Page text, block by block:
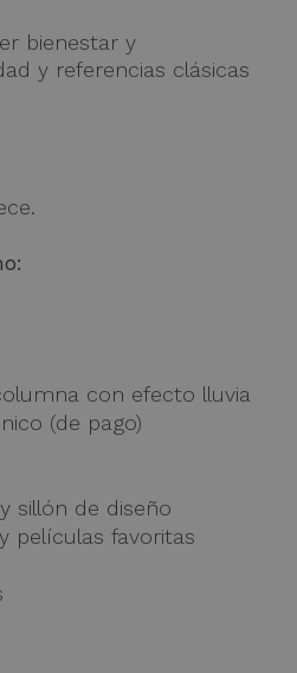
bienestar y
y referencias clásicas
con efecto lluvia
(de pago)
sillón de diseño
películas favoritas